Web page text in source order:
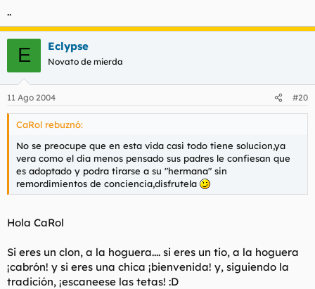
..
E Eclypse
Novato de mierda
11 Ago 2004 #20
CaRol rebuznó:
No se preocupe que en esta vida casi todo tiene solucion,ya
vera como el dia menos pensado sus padres le confiesan que
es adoptado y podra tirarse a su "hermana" sin
remordimientos de conciencia,disfrutela
Hola CaRol
Si eres un clon, a la hoguera.... si eres un tio, a la hoguera
¡cabrón! y si eres una chica ¡bienvenida! y, siguiendo la
tradición, ¡escaneese las tetas! :D